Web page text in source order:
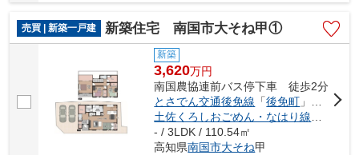
売買 | 新築一戸建 新築住宅 南国市大そね甲①
新築
3,620万円
南国農協連前バス停下車 徒歩2分
とさでん交通後免線 「後免町 」駅 徒歩13分
土佐くろしおごめん・なはり線
「
- / 3LDK / 110.54㎡
高知県南国市大そね甲